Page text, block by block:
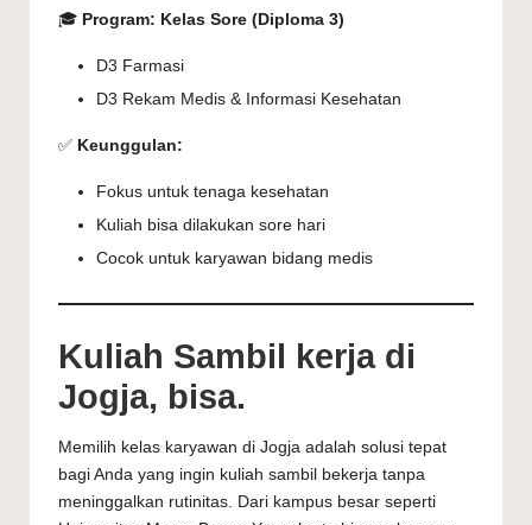
🎓 Program: Kelas Sore (Diploma 3)
D3 Farmasi
D3 Rekam Medis & Informasi Kesehatan
✅ Keunggulan:
Fokus untuk tenaga kesehatan
Kuliah bisa dilakukan sore hari
Cocok untuk karyawan bidang medis
Kuliah Sambil kerja di
Jogja, bisa.
Memilih kelas karyawan di Jogja adalah solusi tepat
bagi Anda yang ingin kuliah sambil bekerja tanpa
meninggalkan rutinitas. Dari kampus besar seperti